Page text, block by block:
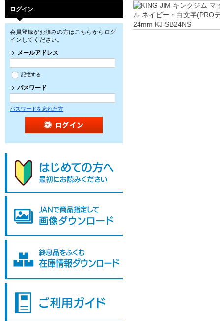
ログイン
会員登録がお済みの方はこちらからログ
インしてください。
メールアドレス
記憶する
パスワード
パスワードを忘れた方